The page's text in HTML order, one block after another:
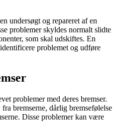
undersøgt og repareret af en
problemer skyldes normalt slidte
som skal udskiftes. En
problemet og udføre
problemer med deres bremser.
bremserne, dårlig bremsefølelse
Disse problemer kan være